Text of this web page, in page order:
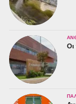
Οι